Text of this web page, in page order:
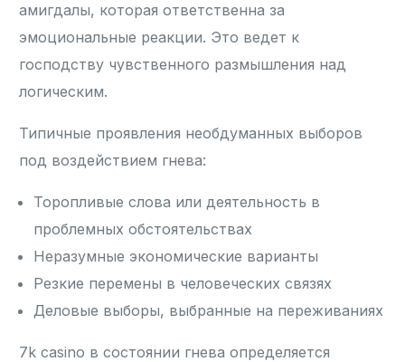
амигдалы, которая ответственна за
эмоциональные реакции. Это ведет к
господству чувственного размышления над
логическим.
Типичные проявления необдуманных выборов
под воздействием гнева:
Торопливые слова или деятельность в
проблемных обстоятельствах
Неразумные экономические варианты
Резкие перемены в человеческих связях
Деловые выборы, выбранные на переживаниях
7k casino в состоянии гнева определяется